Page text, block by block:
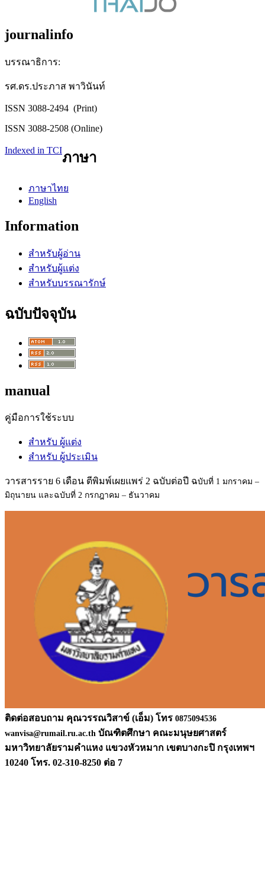
journalinfo
บรรณาธิการ:
รศ.ดร.ประภาส พาวินันท์
ISSN 3088-2494 (Print)
ISSN 3088-2508 (Online)
Indexed in TCIภาษา
ภาษาไทย
English
Information
สำหรับผู้อ่าน
สำหรับผู้แต่ง
สำหรับบรรณารักษ์
ฉบับปัจจุบัน
manual
คู่มือการใช้ระบบ
สำหรับ ผู้แต่ง
สำหรับ ผู้ประเมิน
วารสารราย 6 เดือน ตีพิมพ์เผยแพร่ 2 ฉบับต่อปี ฉบับที่ 1 มกราคม –
มิถุนายน และฉบับที่ 2 กรกฎาคม – ธันวาคม
ติดต่อสอบถาม คุณวรรณวิสาข์ (เอ็ม) โทร 0875094536
wanvisa@rumail.ru.ac.th บัณฑิตศึกษา คณะมนุษยศาสตร์
มหาวิทยาลัยรามคำแหง แขวงหัวหมาก เขตบางกะปิ กรุงเทพฯ
10240 โทร. 02-310-8250 ต่อ 7